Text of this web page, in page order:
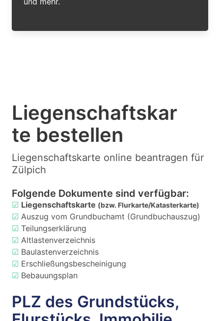
Liegenschaftskar
te bestellen
Liegenschaftskarte online beantragen für
Zülpich
Folgende Dokumente sind verfügbar:
☑ Liegenschaftskarte (bzw. Flurkarte/Katasterkarte)
☑ Auszug vom Grundbuchamt (Grundbuchauszug)
☑ Teilungserklärung
☑ Altlastenverzeichnis
☑ Baulastenverzeichnis
☑ Erschließungsbescheinigung
☑ Bebauungsplan
PLZ des Grundstücks,